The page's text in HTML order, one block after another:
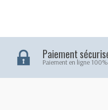
Paiement
Paiement en ligne